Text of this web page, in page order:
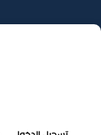
إلى
المحتوى